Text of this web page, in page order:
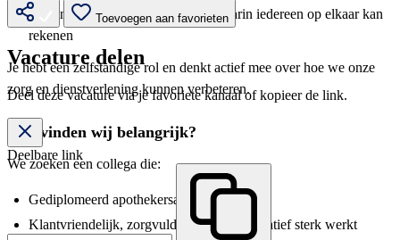
Samenwerken in een hecht team waarin iedereen op elkaar kan
rekenen
Je hebt een zelfstandige rol en denkt actief mee over hoe we onze
zorg en dienstverlening kunnen verbeteren.
Wat vinden wij belangrijk?
We zoeken een collega die:
Gediplomeerd apothekersassistent is
Klantvriendelijk, zorgvuldig en communicatief sterk werkt
Toevoegen aan favorieten
Vacature delen
Deel deze vacature via je favoriete kanaal of kopieer de link.
Deelbare link